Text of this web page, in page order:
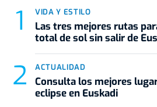
VIDA Y ESTILO
Las tres mejores rutas
total de sol sin salir de
ACTUALIDAD
Consulta los mejores
eclipse en Euskadi